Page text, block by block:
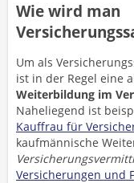
Wie wird man
Um als
ist in der Regel eine
Weiterbildung im
Naheliegend ist
Kauffrau für
kaufmännische
Versicherungen und